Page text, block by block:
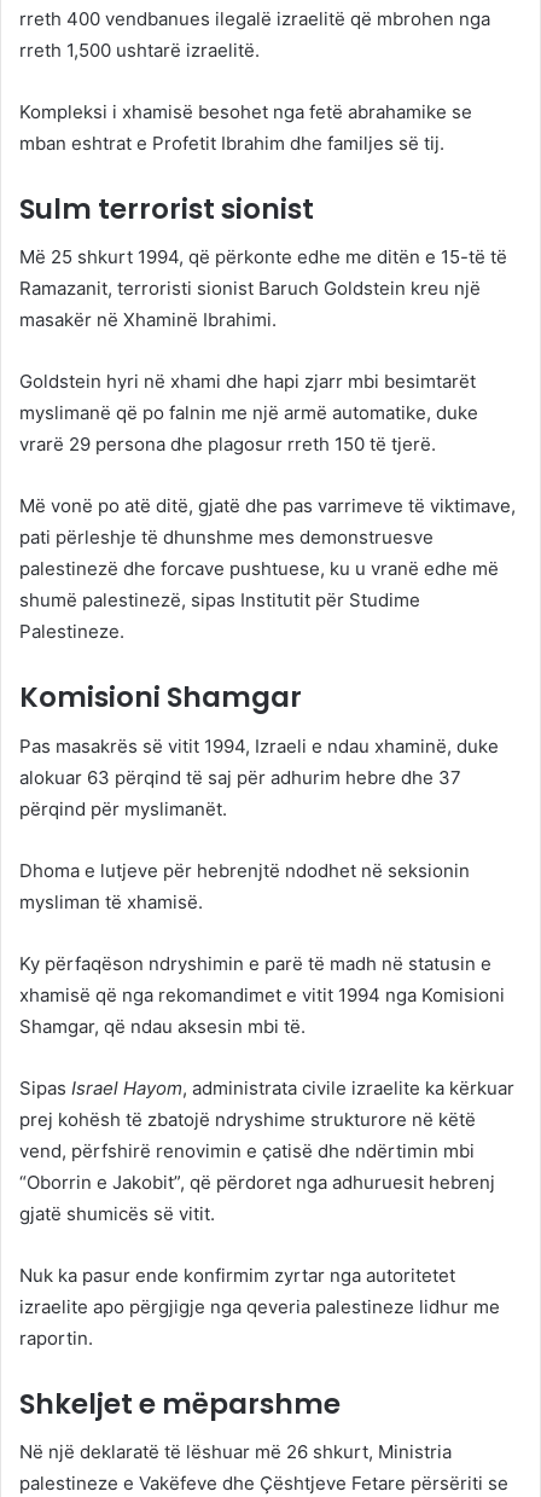
rreth 400 vendbanues ilegalë izraelitë që mbrohen nga
rreth 1,500 ushtarë izraelitë.
Kompleksi i xhamisë besohet nga fetë abrahamike se
mban eshtrat e Profetit Ibrahim dhe familjes së tij.
Sulm terrorist sionist
Më 25 shkurt 1994, që përkonte edhe me ditën e 15-të të
Ramazanit, terroristi sionist Baruch Goldstein kreu një
masakër në Xhaminë Ibrahimi.
Goldstein hyri në xhami dhe hapi zjarr mbi besimtarët
myslimanë që po falnin me një armë automatike, duke
vrarë 29 persona dhe plagosur rreth 150 të tjerë.
Më vonë po atë ditë, gjatë dhe pas varrimeve të viktimave,
pati përleshje të dhunshme mes demonstruesve
palestinezë dhe forcave pushtuese, ku u vranë edhe më
shumë palestinezë, sipas Institutit për Studime
Palestineze.
Komisioni Shamgar
Pas masakrës së vitit 1994, Izraeli e ndau xhaminë, duke
alokuar 63 përqind të saj për adhurim hebre dhe 37
përqind për myslimanët.
Dhoma e lutjeve për hebrenjtë ndodhet në seksionin
mysliman të xhamisë.
Ky përfaqëson ndryshimin e parë të madh në statusin e
xhamisë që nga rekomandimet e vitit 1994 nga Komisioni
Shamgar, që ndau aksesin mbi të.
Sipas Israel Hayom, administrata civile izraelite ka kërkuar
prej kohësh të zbatojë ndryshime strukturore në këtë
vend, përfshirë renovimin e çatisë dhe ndërtimin mbi
“Oborrin e Jakobit”, që përdoret nga adhuruesit hebrenj
gjatë shumicës së vitit.
Nuk ka pasur ende konfirmim zyrtar nga autoritetet
izraelite apo përgjigje nga qeveria palestineze lidhur me
raportin.
Shkeljet e mëparshme
Në një deklaratë të lëshuar më 26 shkurt, Ministria
palestineze e Vakëfeve dhe Çështjeve Fetare përsëriti se